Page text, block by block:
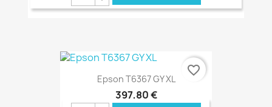
€ ONLINE
Epson T6367 GY XL
397,80 €
favorite_border